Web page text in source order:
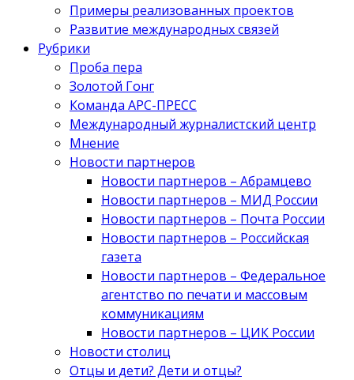
Примеры реализованных проектов
Развитие международных связей
Рубрики
Проба пера
Золотой Гонг
Команда АРС-ПРЕСС
Международный журналистский центр
Мнение
Новости партнеров
Новости партнеров – Абрамцево
Новости партнеров – МИД России
Новости партнеров – Почта России
Новости партнеров – Российская
газета
Новости партнеров – Федеральное
агентство по печати и массовым
коммуникациям
Новости партнеров – ЦИК России
Новости столиц
Отцы и дети? Дети и отцы?